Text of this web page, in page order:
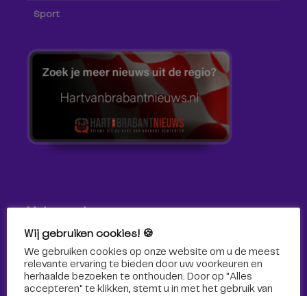
Sport
Volg ons!
Volg Omroep Tilburg niet alleen hier, maar ook via social
media!
Wij gebruiken cookies! 🍪
We gebruiken cookies op onze website om u de meest
relevante ervaring te bieden door uw voorkeuren en
herhaalde bezoeken te onthouden. Door op "Alles
accepteren" te klikken, stemt u in met het gebruik van